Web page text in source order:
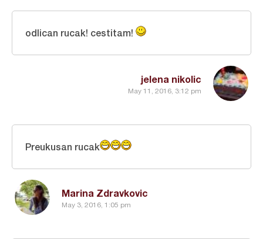
jelena nikolic
May 11, 2016, 3:12 pm
odlican rucak! cestitam!
Marina Zdravkovic
May 3, 2016, 1:05 pm
Preukusan rucak